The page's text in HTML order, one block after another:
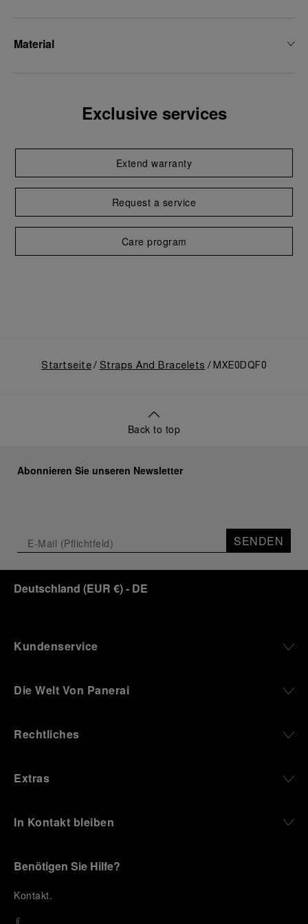
Material
Exclusive services
Extend warranty
Request a service
Care program
Startseite Straps And Bracelets MXE0DQF0
Back to top
Abonnieren Sie unseren Newsletter
SENDEN
Deutschland (EUR €)- DE
Kundenservice
Die Welt Von Panerai
Rechtliches
Extras
In Kontakt bleiben
Benötigen Sie Hilfe?
Kontakt.